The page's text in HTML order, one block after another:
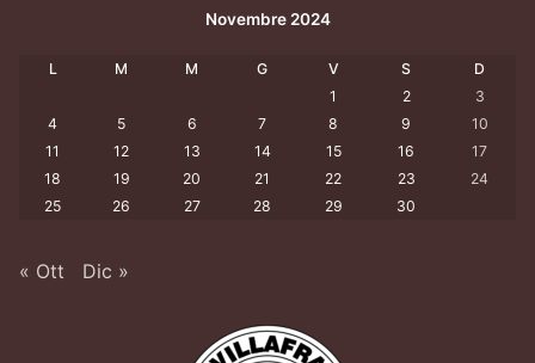
Novembre 2024
L M M G V S
D
1
2
3
4
5 6 7 8 9
10
11
12 13 14 15 16
17
18
19 20 21 22 23
24
25
26 27 28 29 30
« Ott Dic »